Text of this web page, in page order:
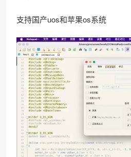
支持国产uos和苹果os系统